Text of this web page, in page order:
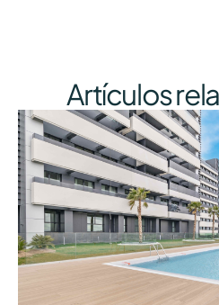
Artículos